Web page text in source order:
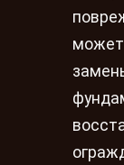
может